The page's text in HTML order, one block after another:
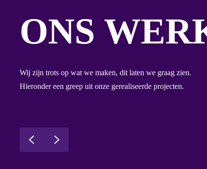
ONS
Wij zijn trots op wat we maken, dit laten we graag zien.
Hieronder een greep uit onze gerealiseerde projecten.